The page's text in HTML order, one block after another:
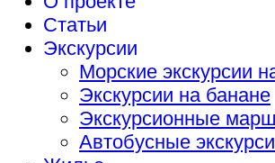
Статьи
Экскурсии
Морские экскурсии
Экскурсии на банане
Экскурсионные
Автобусные